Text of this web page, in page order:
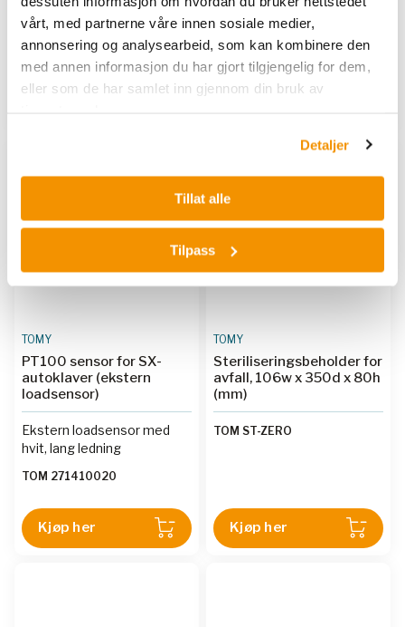
vårt, med partnerne våre innen sosiale medier,
annonsering og analysearbeid, som kan kombinere den
med annen informasjon du har gjort tilgjengelig for dem,
eller som de har samlet inn gjennom din bruk av
Detaljer
Tillat alle
Tilpass
300E /SX-500
TOM STD-500
700E
TOM STD-700
TOMY
PT100 sensor for SX-
autoklaver (ekstern
loadsensor)
Ekstern loadsensor med
hvit, lang ledning
TOM 271410020
Kjøp her
TOMY
Steriliseringsbeholder for
avfall, 106w x 350d x 80h
(mm)
TOM ST-ZERO
Kjøp her